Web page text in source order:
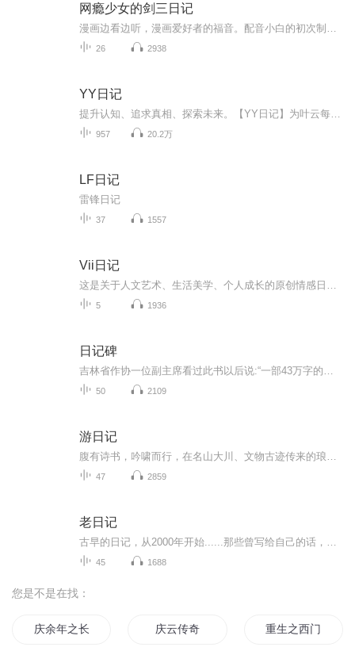
网瘾少女的剑三日记
26 2938
YY日记
957 20.2万
LF日记
雷锋日记
37 1557
Vii日记
5 1936
日记碑
50 2109
游日记
47 2859
老日记
45 1688
您是不是在找：
庆余年之长歌行 庆云传奇 重生之西门庆